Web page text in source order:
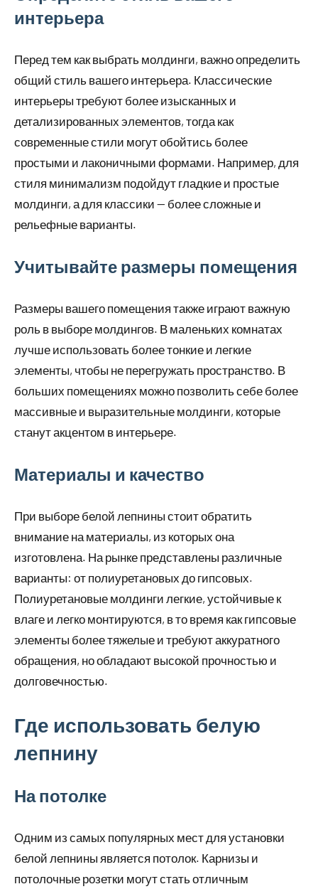
интерьера
Перед тем как выбрать молдинги, важно определить
общий стиль вашего интерьера. Классические
интерьеры требуют более изысканных и
детализированных элементов, тогда как
современные стили могут обойтись более
простыми и лаконичными формами. Например, для
стиля минимализм подойдут гладкие и простые
молдинги, а для классики — более сложные и
рельефные варианты.
Учитывайте размеры помещения
Размеры вашего помещения также играют важную
роль в выборе молдингов. В маленьких комнатах
лучше использовать более тонкие и легкие
элементы, чтобы не перегружать пространство. В
больших помещениях можно позволить себе более
массивные и выразительные молдинги, которые
станут акцентом в интерьере.
Материалы и качество
При выборе белой лепнины стоит обратить
внимание на материалы, из которых она
изготовлена. На рынке представлены различные
варианты: от полиуретановых до гипсовых.
Полиуретановые молдинги легкие, устойчивые к
влаге и легко монтируются, в то время как гипсовые
элементы более тяжелые и требуют аккуратного
обращения, но обладают высокой прочностью и
долговечностью.
Где использовать белую
лепнину
На потолке
Одним из самых популярных мест для установки
белой лепнины является потолок. Карнизы и
потолочные розетки могут стать отличным